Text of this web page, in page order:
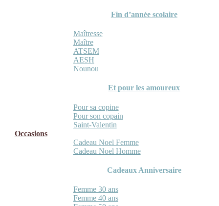
Fin d’année scolaire
Maîtresse
Maître
ATSEM
AESH
Nounou
Et pour les amoureux
Pour sa copine
Pour son copain
Saint-Valentin
Occasions
Cadeau Noel Femme
Cadeau Noel Homme
Cadeaux Anniversaire
Femme 30 ans
Femme 40 ans